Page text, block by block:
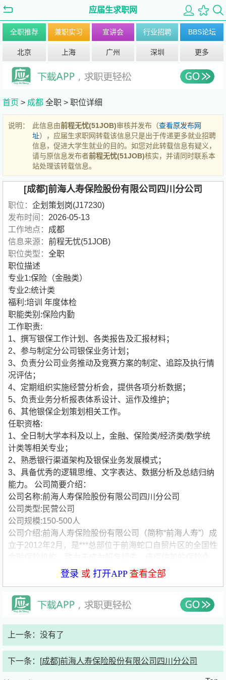
应届生求职网
全职推荐 兼职实习 宣讲会 行业招聘 BBS论坛
北京 上海 广州 深圳 更多
首页 > 成都 全职 > 职位详细
说明： 此信息由前程无忧(51JOB)审核并发布（查看原发布网
址），应届生求职网转载该信息只是出于传递更多就业招聘
信息，促进大学生就业的目的。如您对此转载信息有疑义，
请与原信息发布者前程无忧(51JOB)核实，并请同时联系本
站处理该转载信息。
[成都]前海人寿保险股份有限公司四川分公司
职位： 企划策划岗(J17230)
发布时间： 2026-05-13
工作地点： 成都
信息来源： 前程无忧(51JOB)
职位类型： 全职
职位描述
专业1:保险（金融类）
专业2:统计类
福利:培训 年度体检
职能类别:保险内勤
工作职责:
1、撰写银保工作计划、各类报告及汇报材料；
2、参与制定分公司银保业务计划；
3、负责分公司业务推动及竞赛方案的制定、追踪及执行情
况评估；
4、定期组织实施经营分析会，提供各项分析数据；
5、负责业务分析报表体系设计、运作及维护；
6、其他银保企划策划相关工作。
任职资格:
1、全日制大学本科及以上，金融、保险类/经济类/数学统
计类等相关专业；
2、熟悉银行渠道架构及银保业务发展模式；
3、具备优秀的逻辑思维、文字表达、数据分析及总结归纳
能力。 公司简要介绍：
公司名称:前海人寿保险股份有限公司四川分公司
公司类型:民营公司
公司规模:150-500人
公司介绍:前海人寿保险股份有限公司（简称“前海人寿”）成
立于2012年2月，是***总部位于前海蛇口自贸片区的全国性
业。公司注册资本金85亿元，服务客户超550万人，贡献百
强”，荣获优秀消费者权益保护保险机构、保险科技创新大
奖、卓越养老保险公司、卓越社会责任表现金融机构等多项
登录 或 打开APP查看全部
上一条：没有了
下一条： [成都]前海人寿保险股份有限公司四川分公司